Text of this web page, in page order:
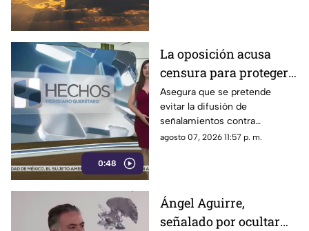
0:48
La oposición acusa
censura para proteger a
presuntos
narcopolíticos
vinculados a la 4T
Asegura que se pretende
evitar la difusión de
señalamientos contra
presuntos narcopolíticos
agosto 07, 2026 11:57 p. m.
Ángel Aguirre,
señalado por ocultar